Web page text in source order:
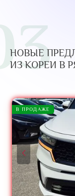
НОВЫЕ
ИЗ КОРЕИ В
В ПРОДАЖЕ